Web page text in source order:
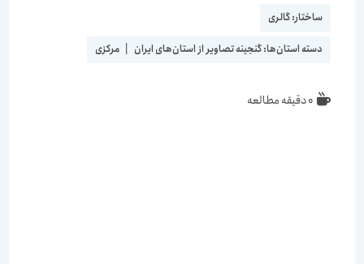
ساختار:گالری
دسته استان‌ها:گنجینه تصاویر از استان‌های ایران | مرکزی
زمان0 دقیقه مطالعه